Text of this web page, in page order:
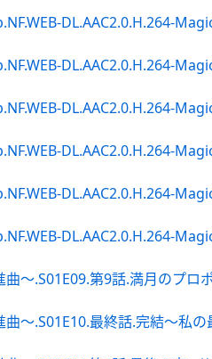
DL.AAC2.0.H.264-
DL.AAC2.0.H.264-
DL.AAC2.0.H.264-
DL.AAC2.0.H.264-
DL.AAC2.0.H.264-
DL.AAC2.0.H.264-
～.S01E09.第9話.満月のプ
～.S01E10.最終話.完結〜私